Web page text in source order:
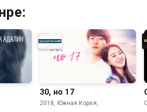
30, но 17
2018, Южная Корея,